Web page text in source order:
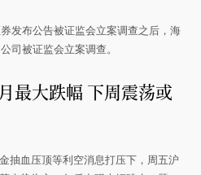
发布公告被证监会立案调查之后，海
司被证监会立案调查。
最大跌幅 下周震荡或
抽血压顶等利空消息打压下，周五沪